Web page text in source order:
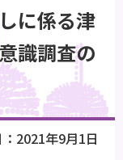
に係る津
識調査の
2021年9月1日